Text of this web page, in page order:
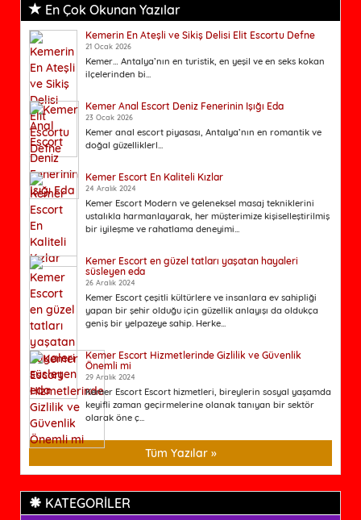
En Çok Okunan Yazılar
Kemerin En Ateşli ve Sikiş Delisi Elit Escortu Defne
21 Ocak 2026
Kemer… Antalya’nın en turistik, en yeşil ve en seks kokan
ilçelerinden bi...
Kemer Anal Escort Deniz Fenerinin Işığı Eda
23 Ocak 2026
Kemer anal escort piyasası, Antalya’nın en romantik ve
doğal güzelliklerl...
Kemer Escort En Kaliteli Kızlar
24 Aralık 2024
Kemer Escort Modern ve geleneksel masaj tekniklerini
ustalıkla harmanlayarak, her müşterimize kişiselleştirilmiş
bir iyileşme ve rahatlama deneyimi...
Kemer Escort en güzel tatları yaşatan hayaleri
süsleyen eda
26 Aralık 2024
Kemer Escort çeşitli kültürlere ve insanlara ev sahipliği
yapan bir şehir olduğu için güzellik anlayışı da oldukça
geniş bir yelpazeye sahip. Herke...
Kemer Escort Hizmetlerinde Gizlilik ve Güvenlik
Önemli mi
29 Aralık 2024
Kemer Escort Escort hizmetleri, bireylerin sosyal yaşamda
keyifli zaman geçirmelerine olanak tanıyan bir sektör
olarak öne ç...
Tüm Yazılar »
KATEGORİLER